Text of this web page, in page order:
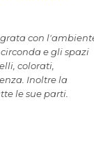
eventi scientifico-
per breve
per l'ottimo
e per la